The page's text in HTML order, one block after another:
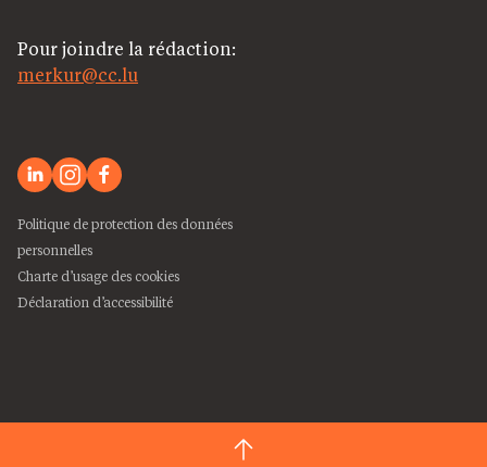
Pour joindre la rédaction:
merkur@cc.lu
Politique de protection des données
personnelles
Charte d’usage des cookies
Déclaration d’accessibilité